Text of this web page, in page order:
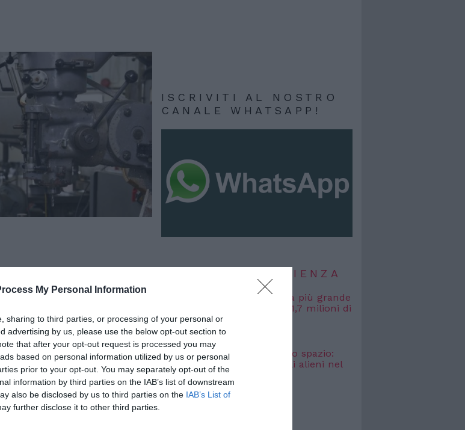
My Personal Information
sharing to third parties, or processing of your personal or
advertising by us, please use the below opt-out section to
that after your opt-out request is processed you may
based on personal information utilized by us or personal
prior to your opt-out. You may separately opt-out of the
information by third parties on the IAB’s list of downstream
also be disclosed by us to third parties on the IAB’s List of
further disclose it to other third parties.
Asilo
ISCRIVITI AL NOSTRO
CANALE WHATSAPP!
NOTIZIE DI SCIENZA
IC 1101, misurata la galassia più grande
conosciuta: si estende per 1,7 milioni di
anni luce
6 Agosto 2026
“Fari cosmici” nascosti nello spazio:
potremmo cercare i segnali alieni nel
posto sbagliato
4 Agosto 2026